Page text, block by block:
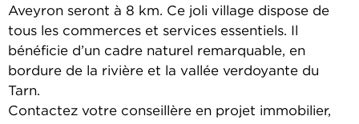
Aveyron seront à 8 km. Ce joli village dispose de
tous les commerces et services essentiels. Il
bénéficie d’un cadre naturel remarquable, en
bordure de la rivière et la vallée verdoyante du
Tarn.
Contactez votre conseillère en projet immobilier,